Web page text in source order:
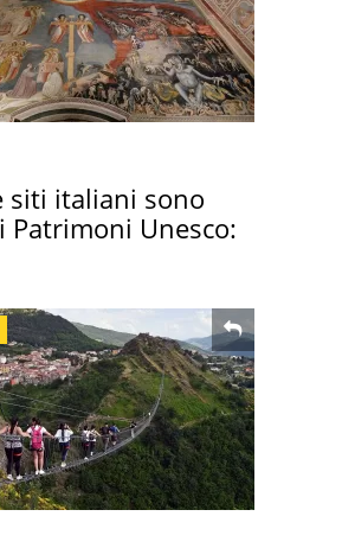
siti italiani sono
Patrimoni Unesco: